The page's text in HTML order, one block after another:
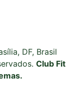
DF, Brasil
Club Fit
.